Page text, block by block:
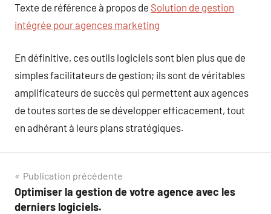
Texte de référence à propos de Solution de gestion
intégrée pour agences marketing
En définitive, ces outils logiciels sont bien plus que de
simples facilitateurs de gestion; ils sont de véritables
amplificateurs de succès qui permettent aux agences
de toutes sortes de se développer efficacement, tout
en adhérant à leurs plans stratégiques.
Navigation
de
Publication précédente
Optimiser la gestion de votre agence avec les
derniers logiciels.